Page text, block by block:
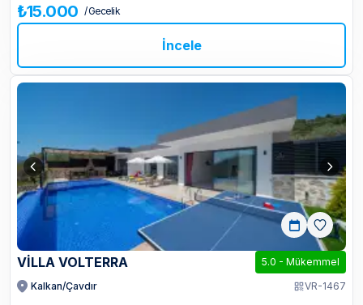
₺15.000 / Gecelik
İncele
VİLLA VOLTERRA 5.0 - Mükemmel
Kalkan/Çavdır
VR-1467